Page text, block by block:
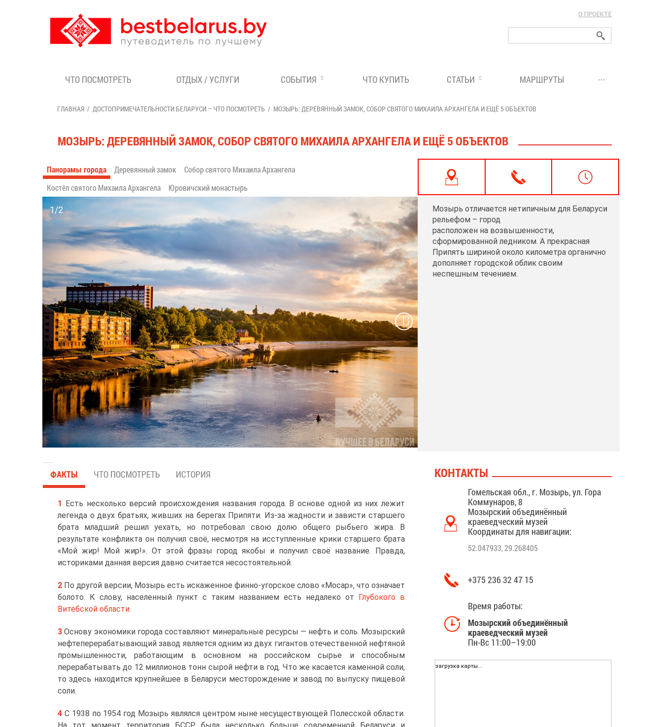
О ПРОЕКТЕ
ЧТО ПОСМОТРЕТЬ ОТДЫХ / УСЛУГИ СОБЫТИЯ ЧТО КУПИТЬ СТАТЬИ МАРШРУТЫ ...
ГЛАВНАЯ ДОСТОПРИМЕЧАТЕЛЬНОСТИ БЕЛАРУСИ – ЧТО ПОСМОТРЕТЬ МОЗЫРЬ: ДЕРЕВЯННЫЙ ЗАМОК, СОБОР СВЯТОГО МИХАИЛА АРХАНГЕЛА И ЕЩЁ 5 ОБЪЕКТОВ
МОЗЫРЬ: ДЕРЕВЯННЫЙ ЗАМОК, СОБОР СВЯТОГО МИХАИЛА АРХАНГЕЛА И ЕЩЁ 5 ОБЪЕКТОВ
Панорамы города Деревянный замок
Собор святого Михаила Архангела
Костёл святого Михаила Архангела
Юровичский монастырь
Мозырь отличается нетипичным для Беларуси
рельефом – город
расположен на возвышенности,
сформированной ледником. А прекрасная
Припять шириной около километра органично
дополняет городской облик своим
неспешным течением.
1/2
ФАКТЫ ЧТО ПОСМОТРЕТЬ ИСТОРИЯ
Есть несколько версий происхождения названия города. В основе одной из них лежит
легенда о двух братьях, живших на берегах Припяти. Из-за жадности и зависти старшего
брата младший решил уехать, но потребовал свою долю общего рыбьего жира. В
результате конфликта он получил своё, несмотря на исступленные крики старшего брата
«Мой жир! Мой жир!». От этой фразы город якобы и получил своё название. Правда,
историками данная версия давно считается несостоятельной.
По другой версии, Мозырь есть искаженное финно-угорское слово «Мосар», что означает
болото. К слову, населенный пункт с таким названием есть недалеко от Глубокого в
Витебской области.
Основу экономики города составляют минеральные ресурсы ― нефть и соль. Мозырский
нефтеперерабатывающий завод является одним из двух гигантов отечественной нефтяной
промышленности, работающим в основном на российском сырье и способным
перерабатывать до 12 миллионов тонн сырой нефти в год. Что же касается каменной соли,
то здесь находится крупнейшее в Беларуси месторождение и завод по выпуску пищевой
соли.
С 1938 по 1954 год Мозырь являлся центром ныне несуществующей Полесской области.
КОНТАКТЫ
Гомельская обл., г. Мозырь, ул. Гора
Коммунаров, 8
Мозырский объединённый
краеведческий музей
Координаты для навигации:
52.047933, 29.268405
+375 236 32 47 15
Время работы:
Мозырский объединённый
краеведческий музей
Пн-Вс 11:00–19:00
загрузка карты...